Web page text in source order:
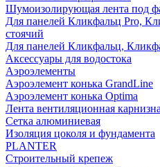
Шумоизолирующая лента под
Для панелей Кликфальц Pro,
стоячий
Для панелей Кликфальц,
Аксессуары для водостока
Аэроэлементы
Аэроэлемент конька GrandLine
Аэроэлемент конька Optima
Лента вентиляционная
Сетка алюминиевая
Изоляция цоколя и фундамента
PLANTER
Строительный крепеж